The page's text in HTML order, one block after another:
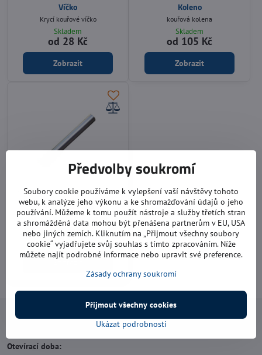
Víčko
Krycí kouřové víčko
Skladem
od 28 Kč
Zobrazit
Koleno
kouřová kolena
Skladem
od 105 Kč
Zobrazit
Roura kouřová
klasický plech, 1 m dlouhá
Skladem
od 145 Kč
Zobrazit
Navštivte nás
Otevírací doba:
Předvolby soukromí
Soubory cookie používáme k vylepšení vaší návštěvy tohoto
webu, k analýze jeho výkonu a ke shromažďování údajů o jeho
používání. Můžeme k tomu použít nástroje a služby třetích stran
a shromážděná data mohou být přenášena partnerům v EU, USA
nebo jiných zemích. Kliknutím na „Přijmout všechny soubory
cookie“ vyjadřujete svůj souhlas s tímto zpracováním. Níže
můžete najít podrobné informace nebo upravit své preference.
Zásady ochrany soukromí
Ukázat podrobnosti
Přijmout všechny cookies